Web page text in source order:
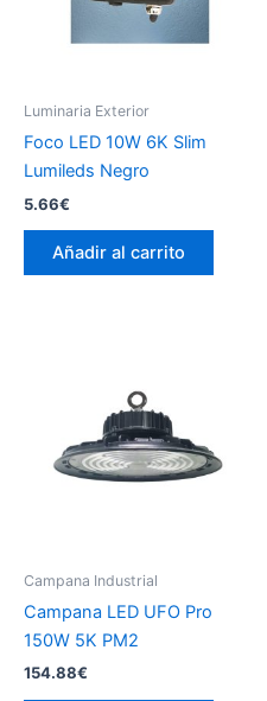
Luminaria Exterior
Foco LED 10W 6K Slim
Lumileds Negro
5.66€
Añadir al carrito
Campana Industrial
Campana LED UFO Pro
150W 5K PM2
154.88€